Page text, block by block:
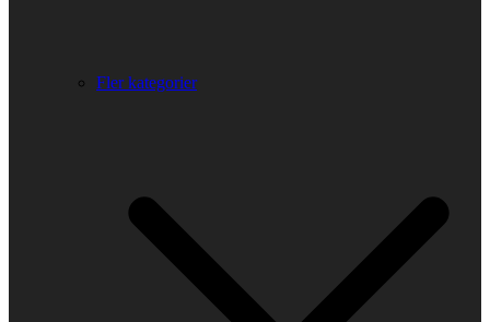
Fler kategorier